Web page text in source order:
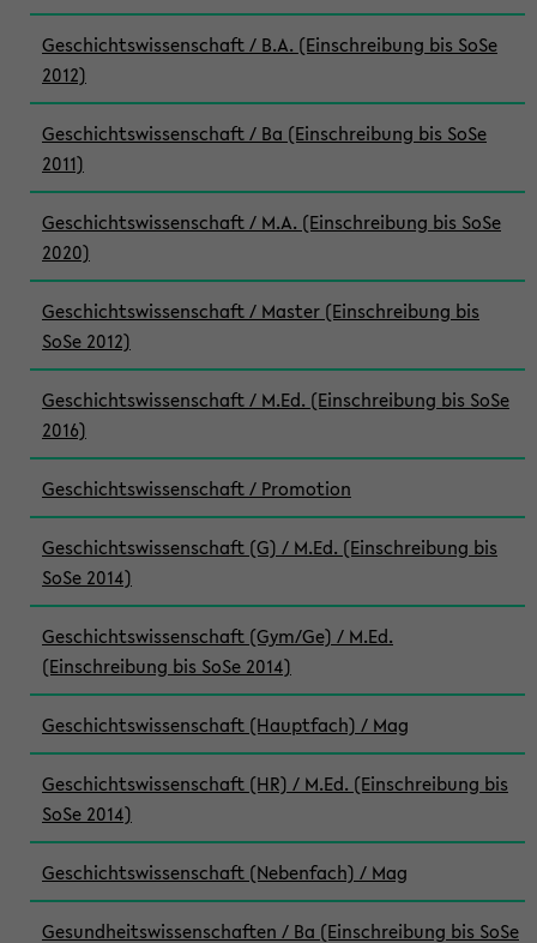
Geschichtswissenschaft / B.A. (Einschreibung bis SoSe
2012)
Geschichtswissenschaft / Ba (Einschreibung bis SoSe
2011)
Geschichtswissenschaft / M.A. (Einschreibung bis SoSe
2020)
Geschichtswissenschaft / Master (Einschreibung bis
SoSe 2012)
Geschichtswissenschaft / M.Ed. (Einschreibung bis SoSe
2016)
Geschichtswissenschaft / Promotion
Geschichtswissenschaft (G) / M.Ed. (Einschreibung bis
SoSe 2014)
Geschichtswissenschaft (Gym/Ge) / M.Ed.
(Einschreibung bis SoSe 2014)
Geschichtswissenschaft (Hauptfach) / Mag
Geschichtswissenschaft (HR) / M.Ed. (Einschreibung bis
SoSe 2014)
Geschichtswissenschaft (Nebenfach) / Mag
Gesundheitswissenschaften / Ba (Einschreibung bis SoSe